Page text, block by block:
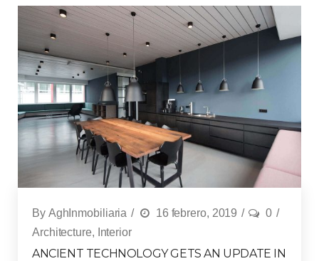
By AghInmobiliaria 16 febrero, 2019
0
Architecture, Interior
ANCIENT TECHNOLOGY GETS AN UPDATE IN